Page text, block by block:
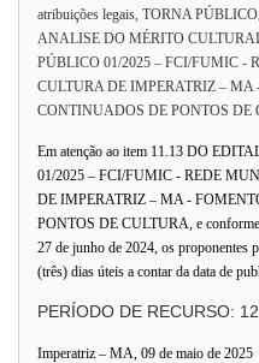
atribuições legais, TORNA
ANALISE DO MÉRITO
PÚBLICO 01/2025 – FCI/FUMIC -
CULTURA DE IMPERATRIZ – MA
CONTINUADOS DE PONTOS DE
Em atenção ao item 11.13 DO
01/2025 – FCI/FUMIC - REDE
DE IMPERATRIZ – MA -
PONTOS DE CULTURA, e
27 de junho de 2024, os proponentes
(três) dias úteis a contar da data de
PERÍODO DE RECURSO:
Imperatriz – MA, 09 de maio de 2025